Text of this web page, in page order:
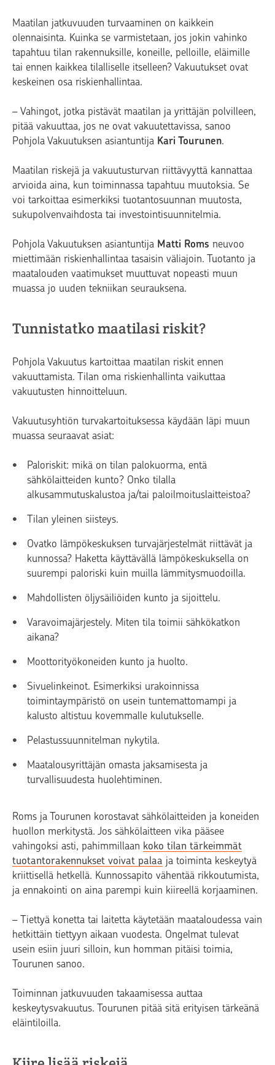
Maatilan jatkuvuuden turvaaminen on kaikkein
olennaisinta. Kuinka se varmistetaan, jos jokin vahinko
tapahtuu tilan rakennuksille, koneille, pelloille, eläimille
tai ennen kaikkea tilalliselle itselleen? Vakuutukset ovat
keskeinen osa riskienhallintaa.
– Vahingot, jotka pistävät maatilan ja yrittäjän polvilleen,
pitää vakuuttaa, jos ne ovat vakuutettavissa, sanoo
Pohjola Vakuutuksen asiantuntija Kari Tourunen.
Maatilan riskejä ja vakuutusturvan riittävyyttä kannattaa
arvioida aina, kun toiminnassa tapahtuu muutoksia. Se
voi tarkoittaa esimerkiksi tuotantosuunnan muutosta,
sukupolvenvaihdosta tai investointisuunnitelmia.
Pohjola Vakuutuksen asiantuntija Matti Roms neuvoo
miettimään riskienhallintaa tasaisin väliajoin. Tuotanto ja
maatalouden vaatimukset muuttuvat nopeasti muun
muassa jo uuden tekniikan seurauksena.
Tunnistatko maatilasi riskit?
Pohjola Vakuutus kartoittaa maatilan riskit ennen
vakuuttamista. Tilan oma riskienhallinta vaikuttaa
vakuutusten hinnoitteluun.
Vakuutusyhtiön turvakartoituksessa käydään läpi muun
muassa seuraavat asiat:
Paloriskit: mikä on tilan palokuorma, entä
sähkölaitteiden kunto? Onko tilalla
alkusammutuskalustoa ja/tai paloilmoituslaitteistoa?
Tilan yleinen siisteys.
Ovatko lämpökeskuksen turvajärjestelmät riittävät ja
kunnossa? Haketta käyttävällä lämpökeskuksella on
suurempi paloriski kuin muilla lämmitysmuodoilla.
Mahdollisten öljysäiliöiden kunto ja sijoittelu.
Varavoimajärjestely. Miten tila toimii sähkökatkon
aikana?
Moottorityökoneiden kunto ja huolto.
Sivuelinkeinot. Esimerkiksi urakoinnissa
toimintaympäristö on usein tuntemattomampi ja
kalusto altistuu kovemmalle kulutukselle.
Pelastussuunnitelman nykytila.
Maatalousyrittäjän omasta jaksamisesta ja
turvallisuudesta huolehtiminen.
Roms ja Tourunen korostavat sähkölaitteiden ja koneiden
huollon merkitystä. Jos sähkölaitteen vika pääsee
vahingoksi asti, pahimmillaan koko tilan tärkeimmät
tuotantorakennukset voivat palaa ja toiminta keskeytyä
kriittisellä hetkellä. Kunnossapito vähentää rikkoutumista,
ja ennakointi on aina parempi kuin kiireellä korjaaminen.
– Tiettyä konetta tai laitetta käytetään maataloudessa vain
hetkittäin tiettyyn aikaan vuodesta. Ongelmat tulevat
usein esiin juuri silloin, kun homman pitäisi toimia,
Tourunen sanoo.
Toiminnan jatkuvuuden takaamisessa auttaa
keskeytysvakuutus. Tourunen pitää sitä erityisen tärkeänä
eläintiloilla.